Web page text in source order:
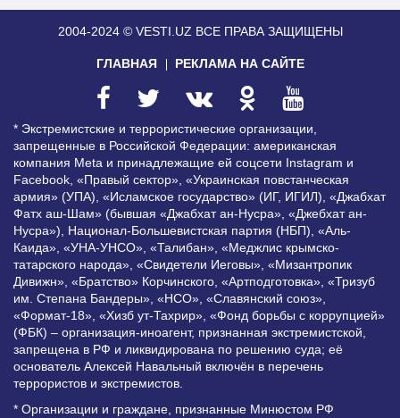
2004-2024 © VESTI.UZ ВСЕ ПРАВА ЗАЩИЩЕНЫ
ГЛАВНАЯ РЕКЛАМА НА САЙТЕ
* Экстремистские и террористические организации,
запрещенные в Российской Федерации: американская
компания Meta и принадлежащие ей соцсети Instagram и
Facebook, «Правый сектор», «Украинская повстанческая
армия» (УПА), «Исламское государство» (ИГ, ИГИЛ), «Джабхат
Фатх аш-Шам» (бывшая «Джабхат ан-Нусра», «Джебхат ан-
Нусра»), Национал-Большевистская партия (НБП), «Аль-
Каида», «УНА-УНСО», «Талибан», «Меджлис крымско-
татарского народа», «Свидетели Иеговы», «Мизантропик
Дивижн», «Братство» Корчинского, «Артподготовка», «Тризуб
им. Степана Бандеры», «НСО», «Славянский союз»,
«Формат-18», «Хизб ут-Тахрир», «Фонд борьбы с коррупцией»
(ФБК) – организация-иноагент, признанная экстремистской,
запрещена в РФ и ликвидирована по решению суда; её
основатель Алексей Навальный включён в перечень
террористов и экстремистов.
* Организации и граждане, признанные Минюстом РФ